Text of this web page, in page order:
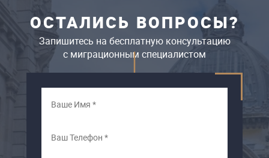
ОСТАЛИСЬ ВОПРОСЫ?
Запишитесь на бесплатную консультацию
c миграционным специалистом